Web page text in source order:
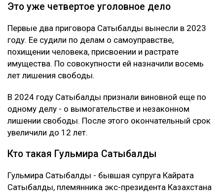
Это уже четвертое уголовное дело
Первые два приговора Сатыбалды вынесли в 2023
году. Ее судили по делам о самоуправстве,
похищении человека, присвоении и растрате
имущества. По совокупности ей назначили восемь
лет лишения свободы.
В 2024 году Сатыбалды признали виновной еще по
одному делу - о вымогательстве и незаконном
лишении свободы. После этого окончательный срок
увеличили до 12 лет.
Кто такая Гульмира Сатыбалды
Гульмира Сатыбалды - бывшая супруга Кайрата
Сатыбалды, племянника экс-президента Казахстана